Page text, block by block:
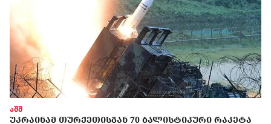
აშშ
ᲣᲙᲠᲐᲘᲜᲐᲛ ᲗᲣᲠᲥᲔᲗᲘᲡᲒᲐᲜ 70 ᲑᲐᲚᲘᲡᲢᲘᲙᲣᲠᲘ ᲠᲐᲙᲔᲢᲐ